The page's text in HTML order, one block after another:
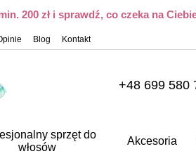
200 zł i sprawdź, co czeka na
Blog Kontakt
+48 699 580
sprzęt do
włosów
Akcesoria